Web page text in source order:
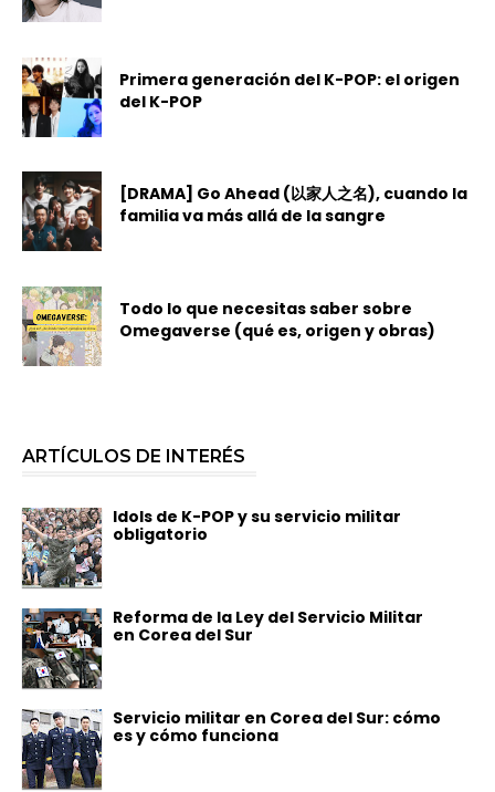
Primera generación del K-POP: el origen
del K-POP
[DRAMA] Go Ahead (以家人之名), cuando la
familia va más allá de la sangre
Todo lo que necesitas saber sobre
Omegaverse (qué es, origen y obras)
ARTÍCULOS DE INTERÉS
Idols de K-POP y su servicio militar
obligatorio
Reforma de la Ley del Servicio Militar
en Corea del Sur
Servicio militar en Corea del Sur: cómo
es y cómo funciona